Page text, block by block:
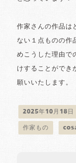
作家さんの作品は
ない１点ものの作
めこうした理由で
けすることができ
願いいたします。
2025年10月18日
作家もの